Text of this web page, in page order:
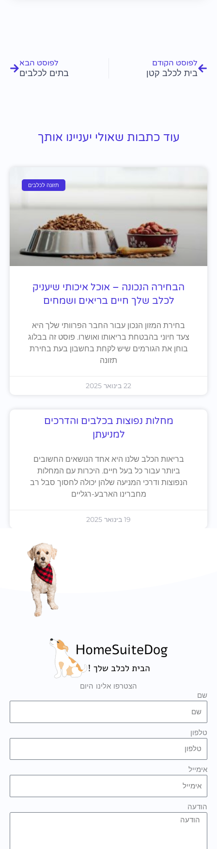
לפוסט הקודם
בית לכלב קטן
לפוסט הבא
בתים לכלבים
עוד כתבות שאולי יעניינו אותך
תזונה לכלבים
הבחירה הנכונה – אוכל איכותי שיעניק
לכלב שלך חיים בריאים ושמחים
בחירת המזון הנכון עבור החבר הפרוותי שלך היא
צעד חיוני בהבטחת בריאותו ואושרו. פוסט זה בבלוג
בוחן את הגורמים שיש לקחת בחשבון בעת בחירת
תזונה
22 בינואר 2025
מחלות נפוצות בכלבים והדרכים
למניעתן
בריאות הכלב שלנו היא אחד הנושאים החשובים
ביותר עבור כל בעל חיים. היכרות עם המחלות
הנפוצות ודרכי המניעה שלהן יכולה לחסוך סבל רב
מחברינו הארבע-רגליים
19 בינואר 2025
הצטרפו אלינו היום
שם
טלפון
אימייל
הודעה